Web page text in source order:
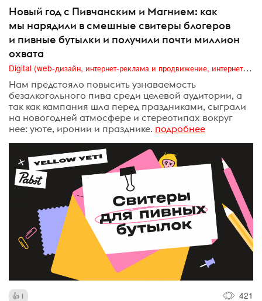
Новый год с Пивчанским и Магнием: как
мы нарядили в смешные свитеры блогеров
и пивные бутылки и получили почти миллион
охвата
Digital (web-дизайн, интернет-реклама и продвижение, интернет-сообщества и блоги, интернет-коммуникации, мобильный маркетинг, реклама на цифровых экранах)
Нам предстояло повысить узнаваемость
безалкогольного пива среди целевой аудитории, а
так как кампания шла перед праздниками, сыграли
на новогодней атмосфере и стереотипах вокруг
нее: уюте, иронии и празднике. подробнее
1 421